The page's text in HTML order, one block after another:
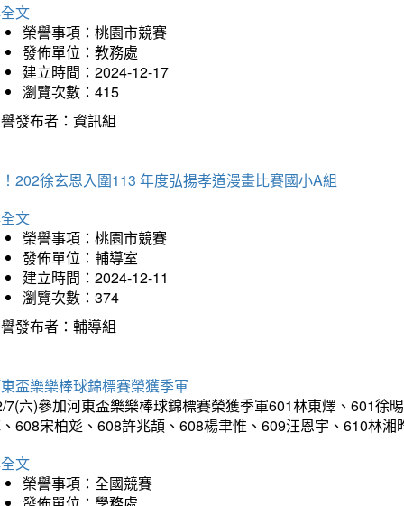
文
榮譽事項：桃園市競賽
發佈單位：教務處
建立時間：2024-12-17
瀏覽次數：415
發布者：資訊組
202徐玄恩入圍113 年度弘揚孝道漫畫比賽國小A組
文
榮譽事項：桃園市競賽
發佈單位：輔導室
建立時間：2024-12-11
瀏覽次數：374
發布者：輔導組
盃樂樂棒球錦標賽榮獲季軍
7(六)參加河東盃樂樂棒球錦標賽榮獲季軍601林東燡、601徐
608宋柏彣、608許兆頡、608楊聿惟、609汪恩宇、610林
文
榮譽事項：全國競賽